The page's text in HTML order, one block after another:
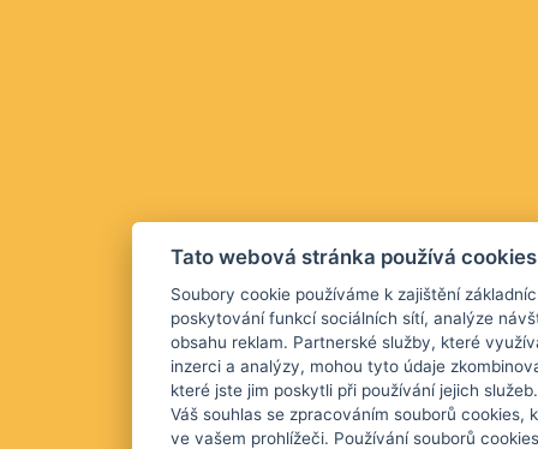
Tato webová stránka používá cookies
Soubory cookie používáme k zajištění
poskytování funkcí sociálních sítí, analýze
obsahu reklam. Partnerské služby, které
inzerci a analýzy, mohou tyto údaje
které jste jim poskytli při používání jejich
Váš souhlas se zpracováním souborů cookies,
ve vašem prohlížeči. Používání souborů